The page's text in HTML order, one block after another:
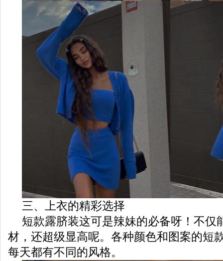
三、上衣的精彩选择
短款露脐装这可是辣妹的必备呀！不仅
材，还超级显高呢。各种颜色和图案的短
每天都有不同的风格。